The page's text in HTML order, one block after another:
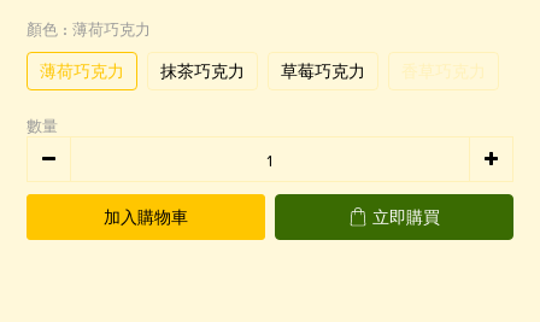
顏色 : 薄荷巧克力
薄荷巧克力 抹茶巧克力 草莓巧克力 香草巧克力
數量
加入購物車 立即購買